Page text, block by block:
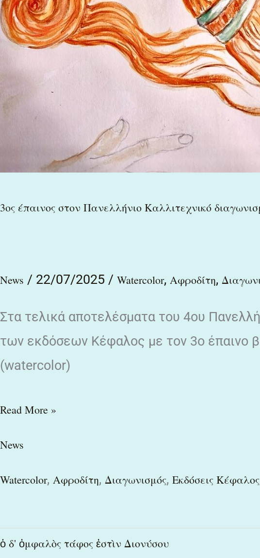
3ος έπαινος στον Πανελλήνιο Καλλιτεχνικό
News / 22/07/2025 / Watercolor, Αφροδίτη,
Στα τελικά αποτελέσματα του 4ου
των εκδόσεων Κέφαλος με τον 3ο έπαινο
(watercolor)
Read More »
News
Watercolor, Αφροδίτη, Διαγωνισμός, Εκδόσεις Κέφαλος
ὁ δ' ὀμφαλὸς τάφος ἐστὶν Διονύσου
ὁ